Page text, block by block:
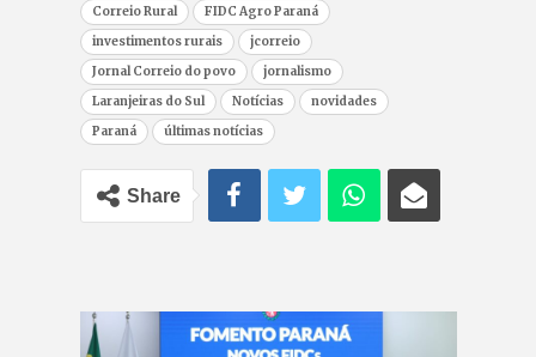
Correio Rural
FIDC Agro Paraná
investimentos rurais
jcorreio
Jornal Correio do povo
jornalismo
Laranjeiras do Sul
Notícias
novidades
Paraná
últimas notícias
Share